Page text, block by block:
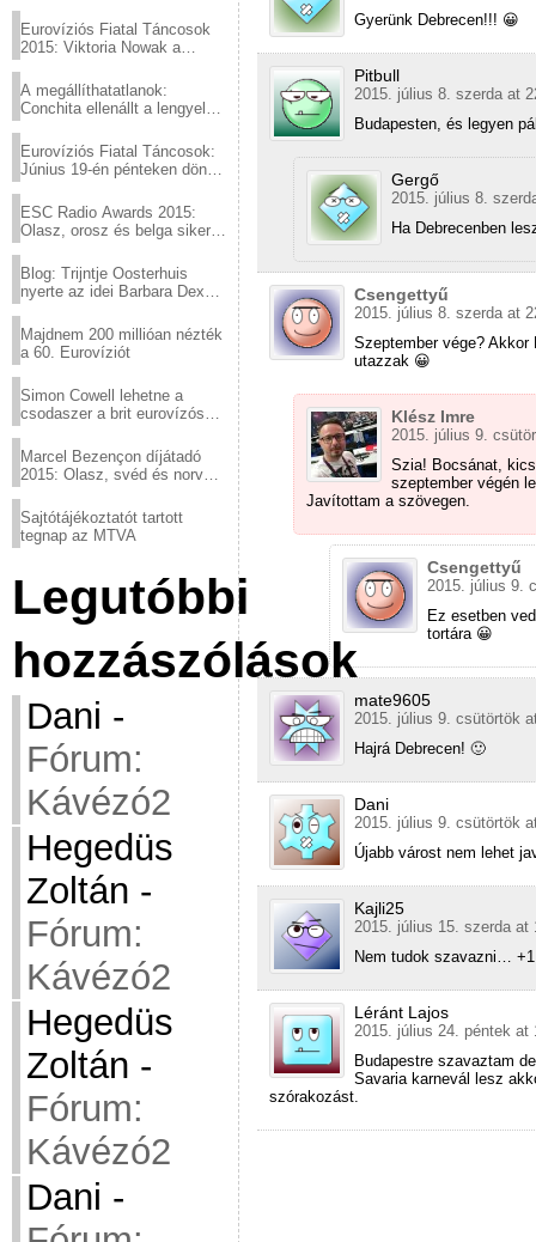
Eurovíziós Fiatal Táncosok
2015: Viktoria Nowak a
A megállíthatatlanok:
Conchita ellenállt a lengyel
Eurovíziós Fiatal Táncosok:
Június 19-én pénteken döntő
ESC Radio Awards 2015:
Olasz, orosz és belga siker,
Blog: Trijntje Oosterhuis
nyerte az idei Barbara Dex
Majdnem 200 millióan nézték
a 60. Eurovíziót
Simon Cowell lehetne a
csodaszer a brit eurovízós
Marcel Bezençon díjátadó
2015: Olasz, svéd és norvég
Sajtótájékoztatót tartott
tegnap az MTVA
Legutóbbi
hozzászólások
Dani -
Fórum:
Kávézó2
Hegedüs
Zoltán -
Fórum:
Kávézó2
Hegedüs
Zoltán -
Fórum:
Kávézó2
Dani -
Gyerünk Debrecen!!! 😀
Pitbull
2015. július 8. szerda at
Budapesten, és legyen
Gergő
2015. július 8.
Ha Debrecenben
Csengettyű
2015. július 8. szerda at
Szeptember vége? Akkor
utazzak 😀
Klész Imre
2015. július 9.
Szia! Bocsánat,
szeptember végén
Javítottam a szövegen.
Csengettyű
2015. július 9.
Ez esetben
tortára 😀
mate9605
2015. július 9. csütörtök
Hajrá Debrecen! 🙂
Dani
2015. július 9. csütörtök
Újabb várost nem lehet
Kajli25
2015. július 15. szerda at
Nem tudok szavazni…
Léránt Lajos
2015. július 24. péntek at
Budapestre szavaztam
Savaria karnevál lesz
szórakozást.